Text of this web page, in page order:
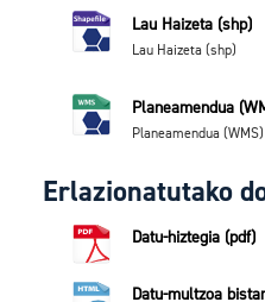
Lau Haizeta (shp)
Lau Haizeta (shp)
Planeamendua
Planeamendua (WMS)
Erlazionatutako
Datu-hiztegia (pdf)
Datu-multzoa